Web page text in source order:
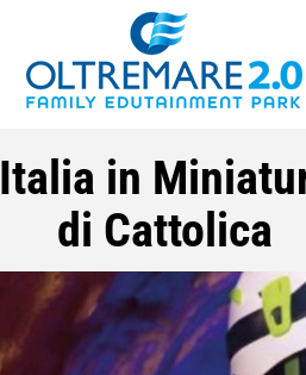
in
di Cattolica